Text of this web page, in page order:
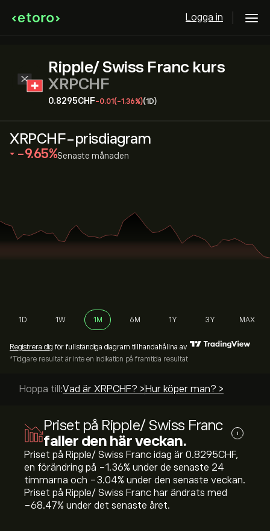
Logga in
Ripple/ Swiss Franc kurs
XRPCHF
0.8295‎CHF‎-0.01 (-1.36%)(1D)
XRPCHF-prisdiagram
‎-9.65‎ Senaste månaden
1D 1W 1M 6M 1Y 3Y MAX
Registrera dig för fullständiga diagram tillhandahållna av
*Tidigare resultat är inte en indikation på framtida resultat
Hoppa till:Vad är XRPCHF? > Hur köper man? >
Priset på Ripple/ Swiss Franc
faller den här veckan.
i
Priset på Ripple/ Swiss Franc idag är 0.8295‎CHF‎,
en förändring på ‎-1.36‎% under de senaste 24
timmarna och ‎-3.04‎% under den senaste veckan.
Priset på Ripple/ Swiss Franc har ändrats med
‎-68.47‎% under det senaste året.